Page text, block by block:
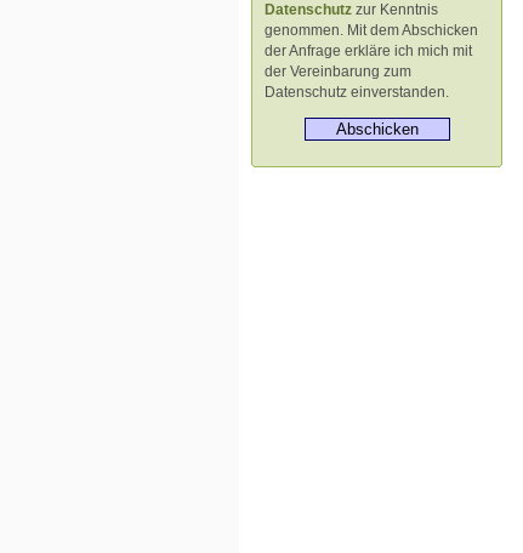
Datenschutz zur Kenntnis
genommen. Mit dem Abschicken
der Anfrage erkläre ich mich mit
der Vereinbarung zum
Datenschutz einverstanden.